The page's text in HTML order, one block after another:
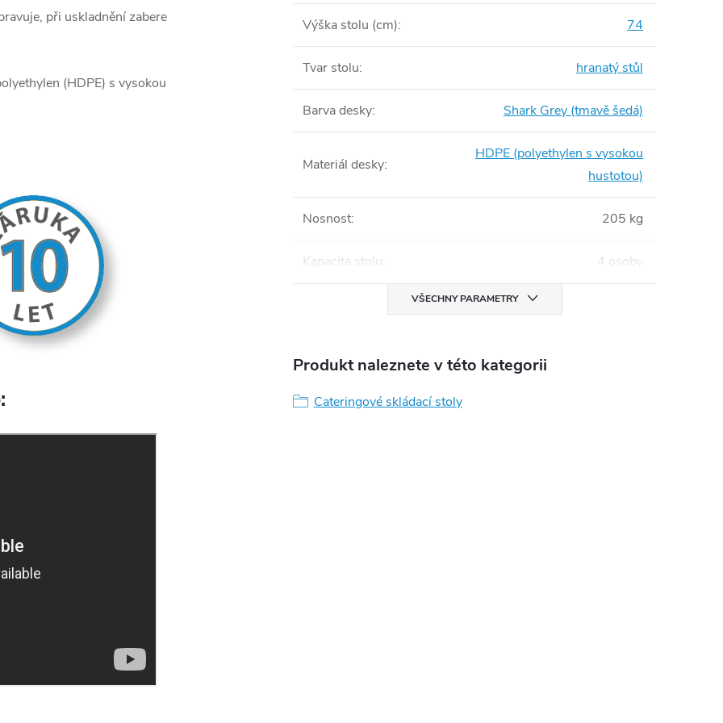
při uskladnění zabere
(HDPE) s vysokou
Výška stolu (cm): 74
Tvar stolu: hranatý stůl
Barva desky: Shark Grey (tmavě šedá)
Materiál desky:
HDPE (polyethylen s vysokou
hustotou)
Nosnost: 205 kg
Kapacita stolu : 4 osoby
VŠECHNY PARAMETRY
Produkt naleznete v této kategorii
Cateringové skládací stoly